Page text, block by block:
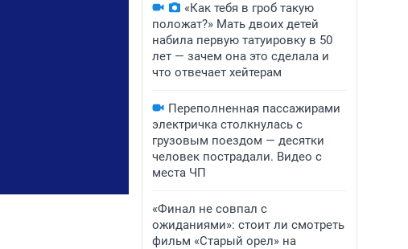
«Как тебя в гроб такую
положат?» Мать двоих детей
набила первую татуировку в 50
лет — зачем она это сделала и
что отвечает хейтерам
Переполненная пассажирами
электричка столкнулась с
грузовым поездом — десятки
человек пострадали. Видео с
места ЧП
«Финал не совпал с
ожиданиями»: стоит ли смотреть
фильм «Старый орел» на